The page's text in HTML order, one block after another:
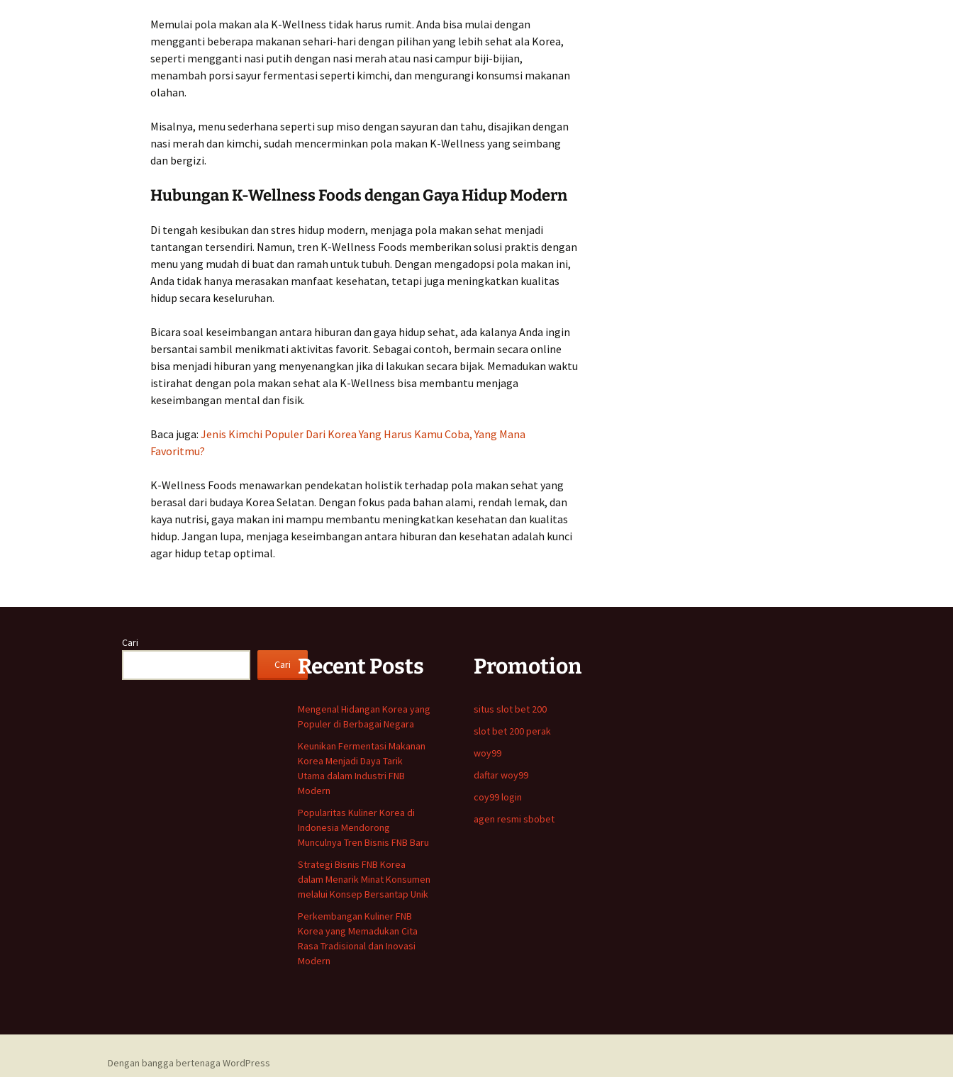
Memulai pola makan ala K-Wellness tidak harus rumit. Anda bisa mulai dengan
mengganti beberapa makanan sehari-hari dengan pilihan yang lebih sehat ala Korea,
seperti mengganti nasi putih dengan nasi merah atau nasi campur biji-bijian,
menambah porsi sayur fermentasi seperti kimchi, dan mengurangi konsumsi makanan
olahan.
Misalnya, menu sederhana seperti sup miso dengan sayuran dan tahu, disajikan dengan
nasi merah dan kimchi, sudah mencerminkan pola makan K-Wellness yang seimbang
dan bergizi.
Hubungan K-Wellness Foods dengan Gaya Hidup Modern
Di tengah kesibukan dan stres hidup modern, menjaga pola makan sehat menjadi
tantangan tersendiri. Namun, tren K-Wellness Foods memberikan solusi praktis dengan
menu yang mudah di buat dan ramah untuk tubuh. Dengan mengadopsi pola makan ini,
Anda tidak hanya merasakan manfaat kesehatan, tetapi juga meningkatkan kualitas
hidup secara keseluruhan.
Bicara soal keseimbangan antara hiburan dan gaya hidup sehat, ada kalanya Anda ingin
bersantai sambil menikmati aktivitas favorit. Sebagai contoh, bermain secara online
bisa menjadi hiburan yang menyenangkan jika di lakukan secara bijak. Memadukan waktu
istirahat dengan pola makan sehat ala K-Wellness bisa membantu menjaga
keseimbangan mental dan fisik.
Baca juga: Jenis Kimchi Populer Dari Korea Yang Harus Kamu Coba, Yang Mana
Favoritmu?
K-Wellness Foods menawarkan pendekatan holistik terhadap pola makan sehat yang
berasal dari budaya Korea Selatan. Dengan fokus pada bahan alami, rendah lemak, dan
kaya nutrisi, gaya makan ini mampu membantu meningkatkan kesehatan dan kualitas
hidup. Jangan lupa, menjaga keseimbangan antara hiburan dan kesehatan adalah kunci
agar hidup tetap optimal.
Cari
Cari
Recent Posts
Mengenal Hidangan Korea yang
Populer di Berbagai Negara
Keunikan Fermentasi Makanan
Korea Menjadi Daya Tarik
Utama dalam Industri FNB
Modern
Popularitas Kuliner Korea di
Indonesia Mendorong
Munculnya Tren Bisnis FNB Baru
Strategi Bisnis FNB Korea
dalam Menarik Minat Konsumen
melalui Konsep Bersantap Unik
Perkembangan Kuliner FNB
Korea yang Memadukan Cita
Rasa Tradisional dan Inovasi
Modern
Promotion
situs slot bet 200
slot bet 200 perak
woy99
daftar woy99
coy99 login
agen resmi sbobet
Dengan bangga bertenaga WordPress